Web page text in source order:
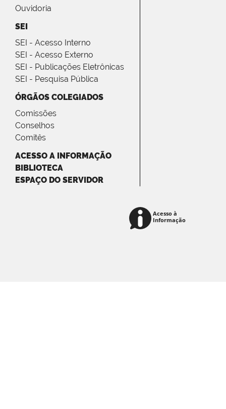
Ouvidoria
SEI
SEI - Acesso Interno
SEI - Acesso Externo
SEI - Publicações Eletrônicas
SEI - Pesquisa Pública
ÓRGÃOS COLEGIADOS
Comissões
Conselhos
Comitês
ACESSO A INFORMAÇÃO
BIBLIOTECA
ESPAÇO DO SERVIDOR